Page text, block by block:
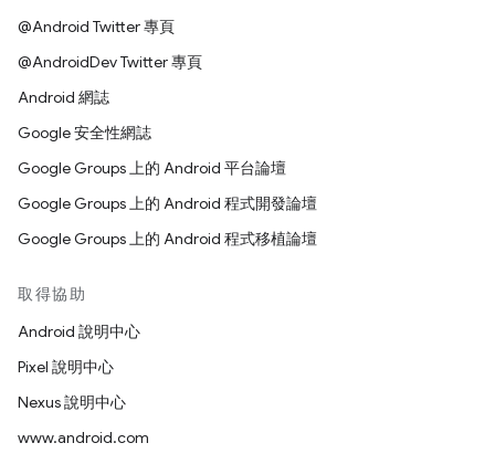
@Android Twitter 專頁
@AndroidDev Twitter 專頁
Android 網誌
Google 安全性網誌
Google Groups 上的 Android 平台論壇
Google Groups 上的 Android 程式開發論壇
Google Groups 上的 Android 程式移植論壇
取得協助
Android 說明中心
Pixel 說明中心
Nexus 說明中心
www.android.com